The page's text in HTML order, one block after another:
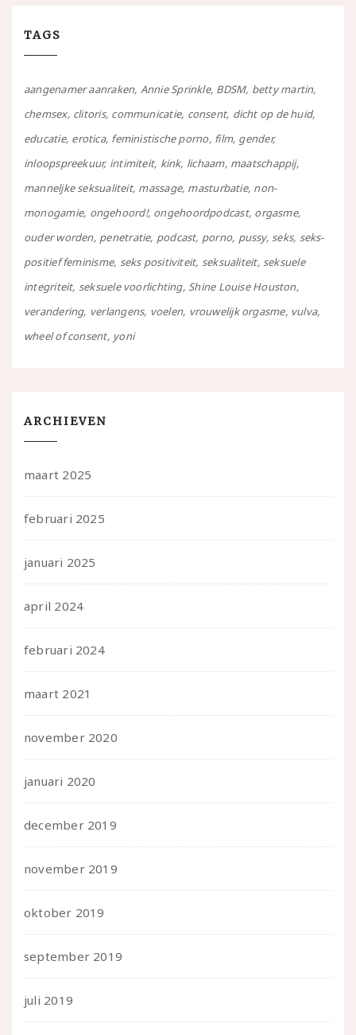
TAGS
aangenamer aanraken Annie Sprinkle BDSM betty martin
chemsex clitoris communicatie consent dicht op de huid
educatie erotica feministische porno film gender
inloopspreekuur intimiteit kink lichaam maatschappij
manneljke seksualiteit massage masturbatie non-
monogamie ongehoord! ongehoordpodcast orgasme
ouder worden penetratie podcast porno pussy seks seks-
positief feminisme seks positiviteit seksualiteit seksuele
integriteit seksuele voorlichting Shine Louise Houston
verandering verlangens voelen vrouwelijk orgasme vulva
wheel of consent yoni
ARCHIEVEN
maart 2025
februari 2025
januari 2025
april 2024
februari 2024
maart 2021
november 2020
januari 2020
december 2019
november 2019
oktober 2019
september 2019
juli 2019